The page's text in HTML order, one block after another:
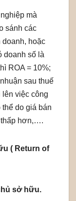
mà
sánh các
doanh, hoặc
doanh số là
ROA = 10%;
sau thuế
lên việc công
do giá bán
thấp hơn,….
( Return of
sở hữu.